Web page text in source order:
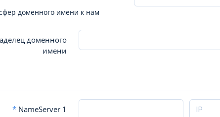
доменного имени к нам
доменного
имени
* NameServer 1